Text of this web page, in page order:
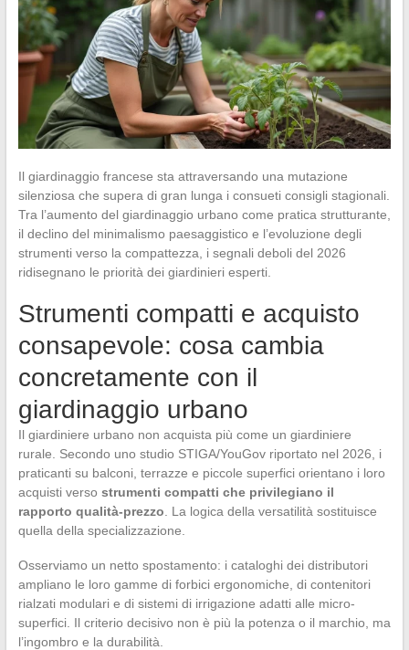
Il giardinaggio francese sta attraversando una mutazione
silenziosa che supera di gran lunga i consueti consigli stagionali.
Tra l’aumento del giardinaggio urbano come pratica strutturante,
il declino del minimalismo paesaggistico e l’evoluzione degli
strumenti verso la compattezza, i segnali deboli del 2026
ridisegnano le priorità dei giardinieri esperti.
Strumenti compatti e acquisto
consapevole: cosa cambia
concretamente con il
giardinaggio urbano
Il giardiniere urbano non acquista più come un giardiniere
rurale. Secondo uno studio STIGA/YouGov riportato nel 2026, i
praticanti su balconi, terrazze e piccole superfici orientano i loro
acquisti verso strumenti compatti che privilegiano il
rapporto qualità-prezzo . La logica della versatilità sostituisce
quella della specializzazione.
Osserviamo un netto spostamento: i cataloghi dei distributori
ampliano le loro gamme di forbici ergonomiche, di contenitori
rialzati modulari e di sistemi di irrigazione adatti alle micro-
superfici. Il criterio decisivo non è più la potenza o il marchio, ma
l’ingombro e la durabilità.